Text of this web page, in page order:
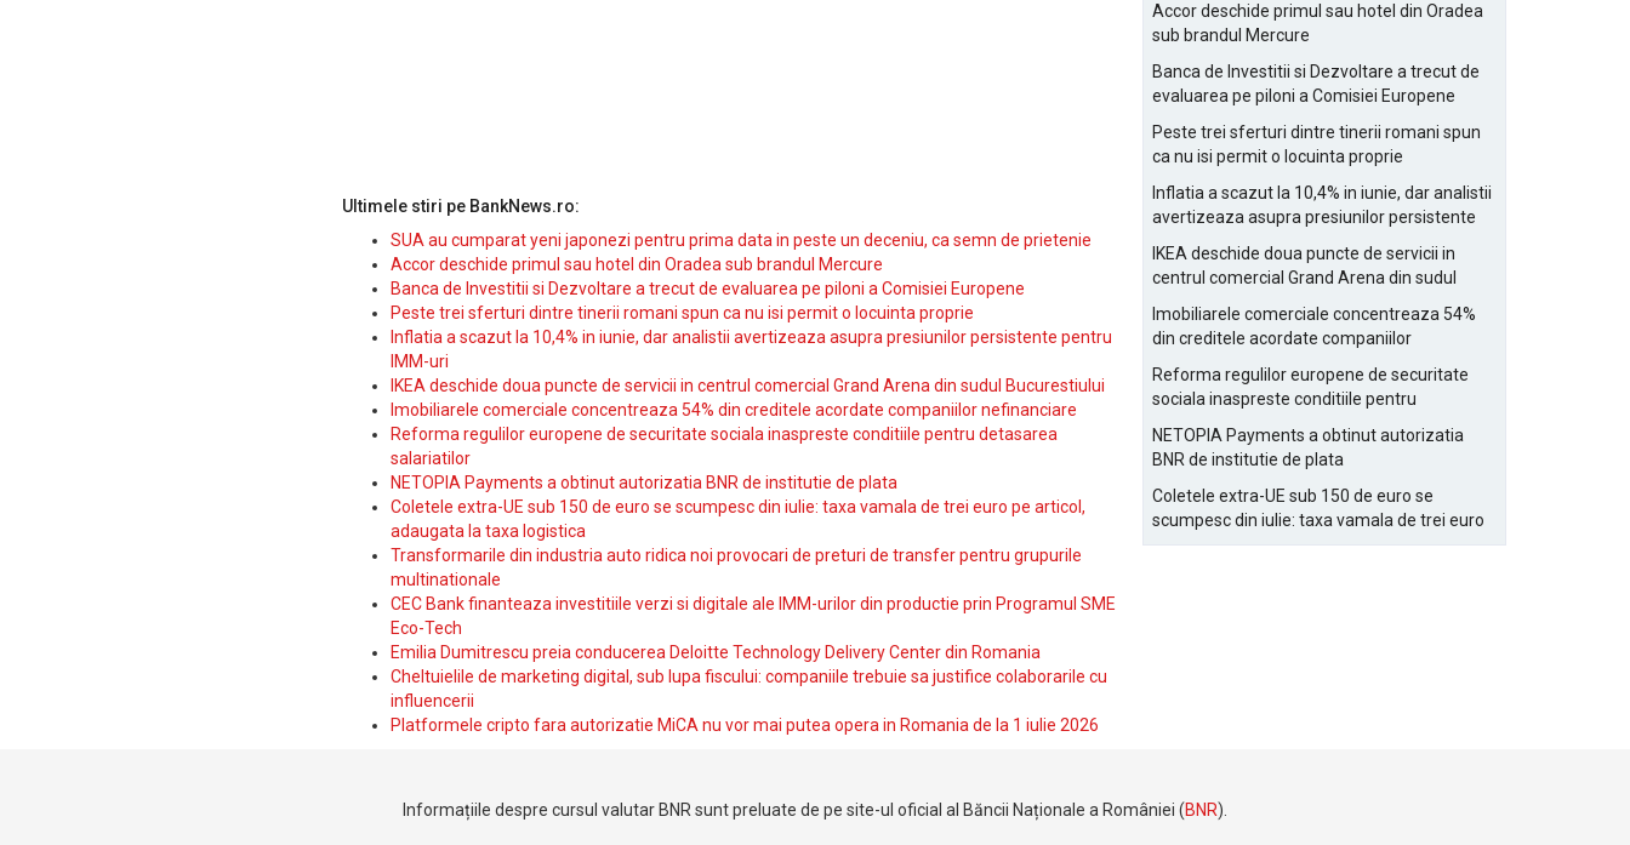
Ultimele stiri pe BankNews.ro:
SUA au cumparat yeni japonezi pentru prima data in peste un deceniu, ca semn de prietenie
Accor deschide primul sau hotel din Oradea sub brandul Mercure
Banca de Investitii si Dezvoltare a trecut de evaluarea pe piloni a Comisiei Europene
Peste trei sferturi dintre tinerii romani spun ca nu isi permit o locuinta proprie
Inflatia a scazut la 10,4% in iunie, dar analistii avertizeaza asupra presiunilor persistente pentru
IMM-uri
IKEA deschide doua puncte de servicii in centrul comercial Grand Arena din sudul Bucurestiului
Imobiliarele comerciale concentreaza 54% din creditele acordate companiilor nefinanciare
Reforma regulilor europene de securitate sociala inaspreste conditiile pentru detasarea
salariatilor
NETOPIA Payments a obtinut autorizatia BNR de institutie de plata
Coletele extra-UE sub 150 de euro se scumpesc din iulie: taxa vamala de trei euro pe articol,
adaugata la taxa logistica
Transformarile din industria auto ridica noi provocari de preturi de transfer pentru grupurile
multinationale
CEC Bank finanteaza investitiile verzi si digitale ale IMM-urilor din productie prin Programul SME
Eco-Tech
Emilia Dumitrescu preia conducerea Deloitte Technology Delivery Center din Romania
Cheltuielile de marketing digital, sub lupa fiscului: companiile trebuie sa justifice colaborarile cu
influencerii
Platformele cripto fara autorizatie MiCA nu vor mai putea opera in Romania de la 1 iulie 2026
Accor deschide primul sau hotel din Oradea
sub brandul Mercure
Banca de Investitii si Dezvoltare a trecut de
evaluarea pe piloni a Comisiei Europene
Peste trei sferturi dintre tinerii romani spun
ca nu isi permit o locuinta proprie
Inflatia a scazut la 10,4% in iunie, dar analistii
avertizeaza asupra presiunilor persistente
IKEA deschide doua puncte de servicii in
centrul comercial Grand Arena din sudul
Imobiliarele comerciale concentreaza 54%
din creditele acordate companiilor
Reforma regulilor europene de securitate
sociala inaspreste conditiile pentru
NETOPIA Payments a obtinut autorizatia
BNR de institutie de plata
Coletele extra-UE sub 150 de euro se
scumpesc din iulie: taxa vamala de trei euro
pe articol, adaugata la taxa logistica
Informațiile despre cursul valutar BNR sunt preluate de pe site-ul oficial al Băncii Naționale a României (BNR).